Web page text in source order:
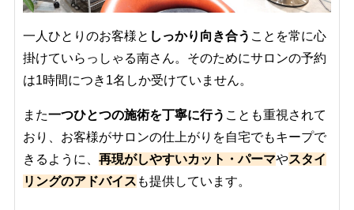
一人ひとりのお客様と しっかり向き合う ことを常に心
掛けていらっしゃる南さん。そのためにサロンの予約
は1時間につき1名しか受けていません。
また一つひとつの施術を丁寧に行う ことも重視されて
おり、お客様がサロンの仕上がりを自宅でもキープで
きるように、 再現がしやすいカット・パーマやスタイ
リングのアドバイス も提供しています。